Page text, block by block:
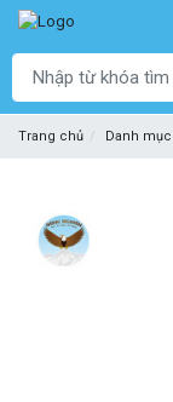
Trang chủ Danh